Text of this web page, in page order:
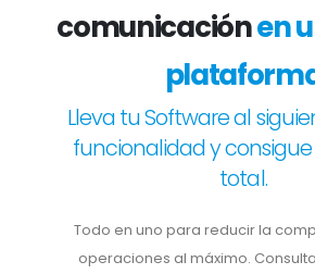
comunicaciónen
Lleva tu Software al
funcionalidad y
total.
Todo en uno para reducir la
operaciones al máximo.